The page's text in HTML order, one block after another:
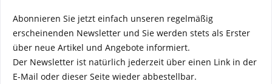
Abonnieren Sie jetzt einfach unseren regelmäßig
erscheinenden Newsletter und Sie werden stets als Erster
über neue Artikel und Angebote informiert.
Der Newsletter ist natürlich jederzeit über einen Link in der
E-Mail oder dieser Seite wieder abbestellbar.